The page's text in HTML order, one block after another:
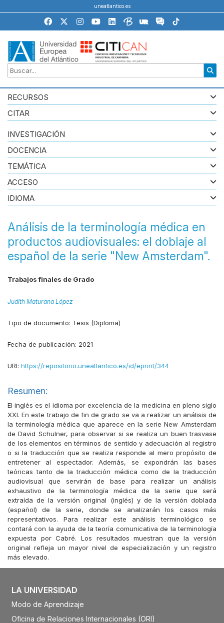
uneatlantico.es
RECURSOS
CITAR
Análisis de la terminología médica en
productos audiovisuales: el doblaje al
español de la serie "New Amsterdam".
Trabajos finales de Grado
Judith Maturana López
Tipo de documento: Tesis (Diploma)
Fecha de publicación: 2021
URI: https://repositorio.uneatlantico.es/id/eprint/344
Resumen:
El inglés es el idioma por excelencia de la medicina en pleno siglo
XXI. En este trabajo de fin de grado se va a realizar un análisis de
la terminología médica que aparece en la serie New Amsterdam
de David Schulner, para observar si se realiza un buen trasvase
de los elementos en términos de sentido y adecuación al registro
o si la traducción que se realiza responde al mero propósito de
entretener al espectador. Además, se expondrán las bases
teóricas tanto de la traducción médica como de la traducción
audiovisual que servirán de base para realizar un análisis
exhaustivo de la terminología médica de la serie que será
extraída de la versión original (inglés) y de la versión doblada
(español) de la serie, donde se analizarán los casos más
representativos. Para realizar este análisis terminológico se
contará con la ayuda de la teoría comunicativa de la terminología
expuesta por Cabré. Los resultados muestran que la versión
original refleja un mayor nivel de especialización y un registro
más elevado.
INVESTIGACIÓN
DOCENCIA
TEMÁTICA
ACCESO
IDIOMA
LA UNIVERSIDAD
Modo de Aprendizaje
Oficina de Relaciones Internacionales (ORI)